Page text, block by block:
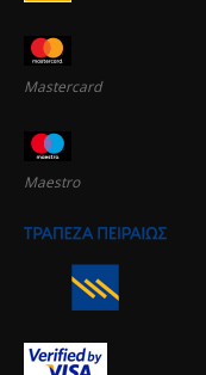
Mastercard
Maestro